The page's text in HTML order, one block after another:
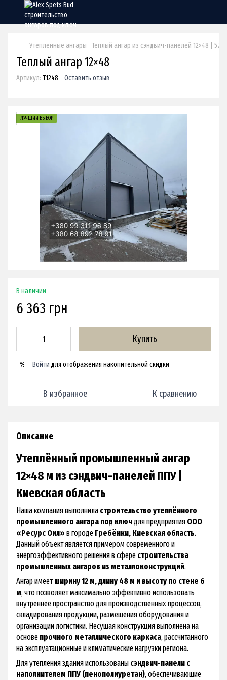
Утепленные ангары Теплый ангар из сэндвич-панелей 12×48 |
Теплый ангар 12×48
Артикул: Т1248 Оставить отзыв
ЛУЧШИЙ ВЫБОР
В наличии
6 363 грн
Купить
% Войти для отображения накопительной скидки
В избранное К сравнению
Описание
Утеплённый промышленный ангар
12×48 м из сэндвич-панелей ППУ |
Киевская область
Наша компания выполнила строительство утеплённого
промышленного ангара под ключдля предприятия ООО
«Ресурс Оил» в городе Гребёнки, Киевская область.
Данный объект является примером современного и
энергоэффективного решения в сфере строительства
промышленных ангаров из металлоконструкций.
Ангар имеетширину 12 м, длину 48 м и высоту по стене 6
м, что позволяет максимально эффективно использовать
внутреннее пространство для производственных процессов,
складирования продукции, размещения оборудования и
организации логистики. Несущая конструкция выполнена на
основе прочного металлического каркаса, рассчитанного
на эксплуатационные и климатические нагрузки региона.
Для утепления здания использованы сэндвич-панели с
наполнителем ППУ (пенополиуретан), обеспечивающие